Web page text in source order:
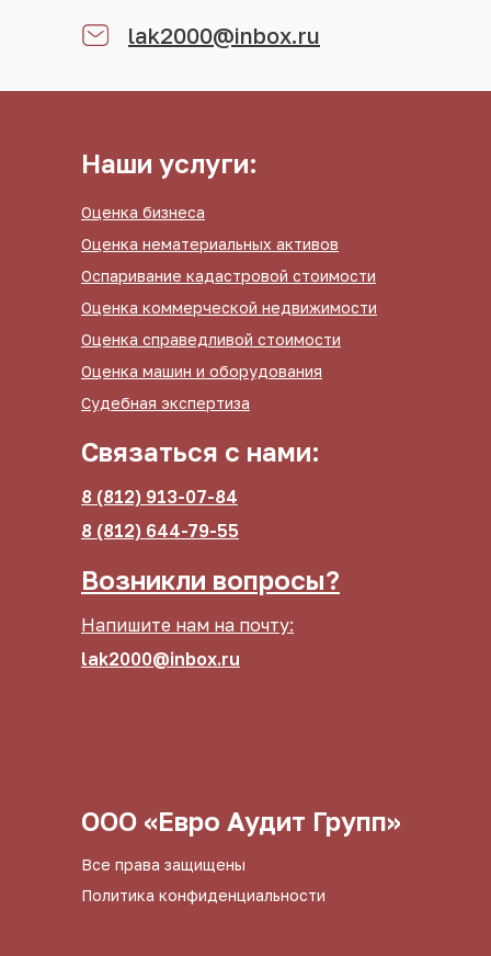
lak2000@inbox.ru
Наши услуги:
Оспаривание кадастровой стоимости
Оценка справедливой стоимости
Оценка коммерческой недвижимости
Оценка нематериальных активов
Оценка машин и оборудования
Судебная экспертиза
Оценка бизнеса
Связаться с нами:
8 (812) 644-79-55
8 (812) 913-07-84
ООО «Евро Аудит Групп»
Возникли вопросы?
Напишите нам на почту:
lak2000@inbox.ru
Все права защищены
Политика конфиденциальности